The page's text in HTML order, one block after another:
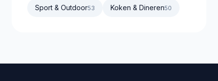
Sport & Outdoor53 Koken & Dineren50